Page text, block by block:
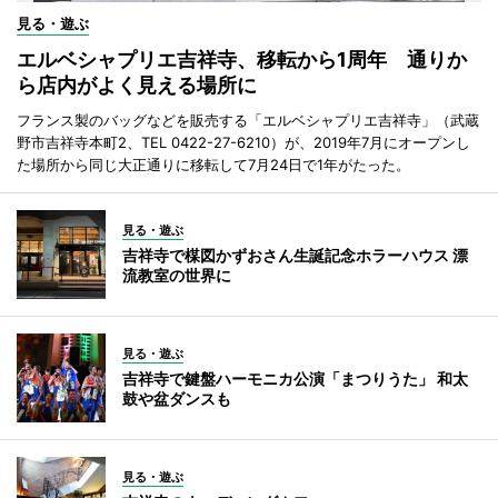
見る・遊ぶ
エルベシャプリエ吉祥寺、移転から1周年 通りか
ら店内がよく見える場所に
フランス製のバッグなどを販売する「エルベシャプリエ吉祥寺」（武蔵
野市吉祥寺本町2、TEL 0422-27-6210）が、2019年7月にオープンし
た場所から同じ大正通りに移転して7月24日で1年がたった。
見る・遊ぶ
吉祥寺で楳図かずおさん生誕記念ホラーハウス 漂
流教室の世界に
見る・遊ぶ
吉祥寺で鍵盤ハーモニカ公演「まつりうた」 和太
鼓や盆ダンスも
見る・遊ぶ